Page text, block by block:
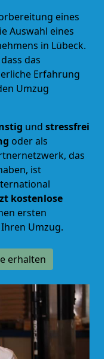
eines
Auswahl eines
in Lübeck.
das
Erfahrung
Umzug
und stressfrei
oder als
das
ist
kostenlose
ersten
Umzug.
erhalten